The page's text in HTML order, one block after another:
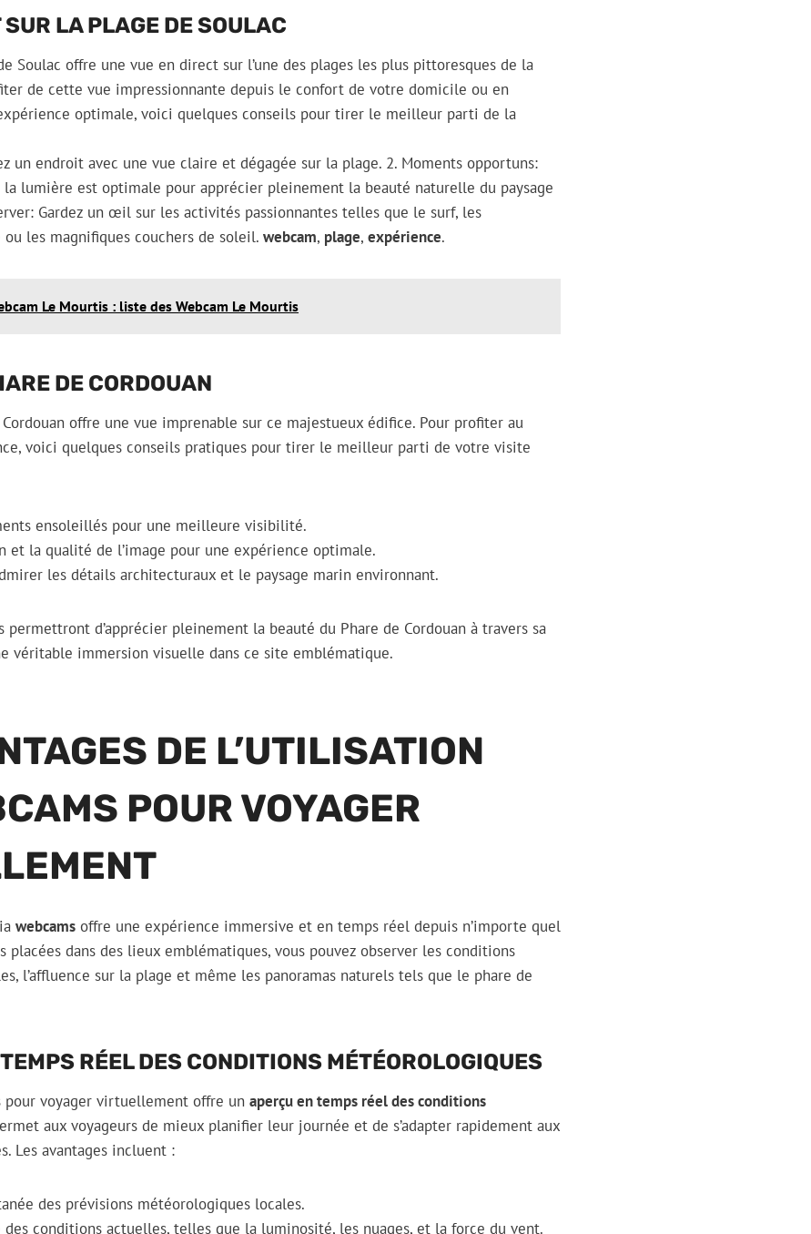
LA PLAGE DE SOULAC
Soulac offre une vue en direct sur l’une des plages les plus pittoresques de la
de cette vue impressionnante depuis le confort de votre domicile ou en
optimale, voici quelques conseils pour tirer le meilleur parti de la
un endroit avec une vue claire et dégagée sur la plage. 2. Moments opportuns:
la lumière est optimale pour apprécier pleinement la beauté naturelle du paysage
Gardez un œil sur les activités passionnantes telles que le surf, les
les magnifiques couchers de soleil. webcam, plage, expérience.
Le Mourtis : liste des Webcam Le Mourtis
DE CORDOUAN
offre une vue imprenable sur ce majestueux édifice. Pour profiter au
voici quelques conseils pratiques pour tirer le meilleur parti de votre visite
ensoleillés pour une meilleure visibilité.
et la qualité de l’image pour une expérience optimale.
les détails architecturaux et le paysage marin environnant.
permettront d’apprécier pleinement la beauté du Phare de Cordouan à travers sa
véritable immersion visuelle dans ce site emblématique.
DE L’UTILISATION
POUR VOYAGER
webcams offre une expérience immersive et en temps réel depuis n’importe quel
placées dans des lieux emblématiques, vous pouvez observer les conditions
l’affluence sur la plage et même les panoramas naturels tels que le phare de
RÉEL DES CONDITIONS MÉTÉOROLOGIQUES
pour voyager virtuellement offre un aperçu en temps réel des conditions
aux voyageurs de mieux planifier leur journée et de s’adapter rapidement aux
Les avantages incluent :
des prévisions météorologiques locales.
conditions actuelles, telles que la luminosité, les nuages, et la force du vent.